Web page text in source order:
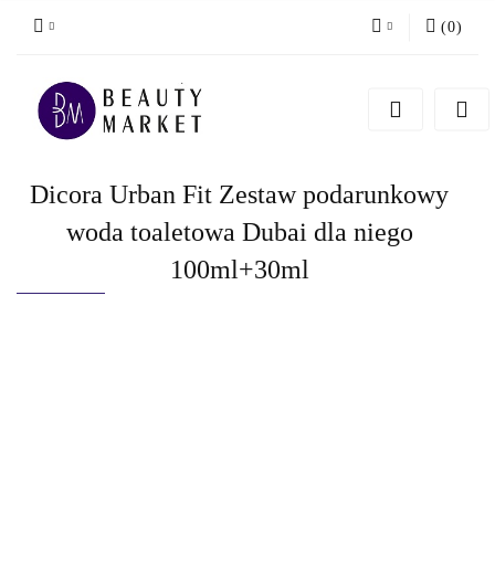
Zarejestruj się
(0)
Dicora Urban Fit Zestaw podarunkowy
woda toaletowa Dubai dla niego
100ml+30ml